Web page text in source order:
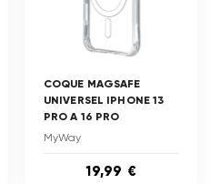
COQUE MAGSAFE
UNIVERSEL IPHONE 13
PRO A 16 PRO
MyWay
19,99 €